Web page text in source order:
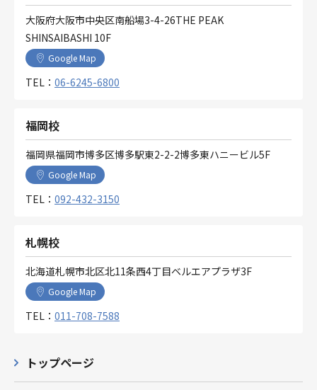
トップページ
大阪府大阪市中央区南船場3-4-26THE PEAK
SHINSAIBASHI 10F
Google Map
TEL： 06-6245-6800
福岡校
福岡県福岡市博多区博多駅東2-2-2博多東ハニービル5F
Google Map
TEL： 092-432-3150
札幌校
北海道札幌市北区北11条西4丁目ベルエアプラザ3F
Google Map
TEL： 011-708-7588